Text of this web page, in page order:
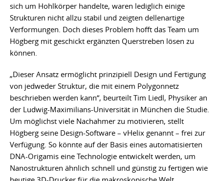
sich um Hohlkörper handelte, waren lediglich einige
Strukturen nicht allzu stabil und zeigten dellenartige
Verformungen. Doch dieses Problem hofft das Team um
Högberg mit geschickt ergänzten Querstreben lösen zu
können.
„Dieser Ansatz ermöglicht prinzipiell Design und Fertigung
von jedweder Struktur, die mit einem Polygonnetz
beschrieben werden kann“, beurteilt Tim Liedl, Physiker an
der Ludwig-Maximilians-Universität in München die Studie.
Um möglichst viele Nachahmer zu motivieren, stellt
Högberg seine Design-Software – vHelix genannt – frei zur
Verfügung. So könnte auf der Basis eines automatisierten
DNA-Origamis eine Technologie entwickelt werden, um
Nanostrukturen ähnlich schnell und günstig zu fertigen wie